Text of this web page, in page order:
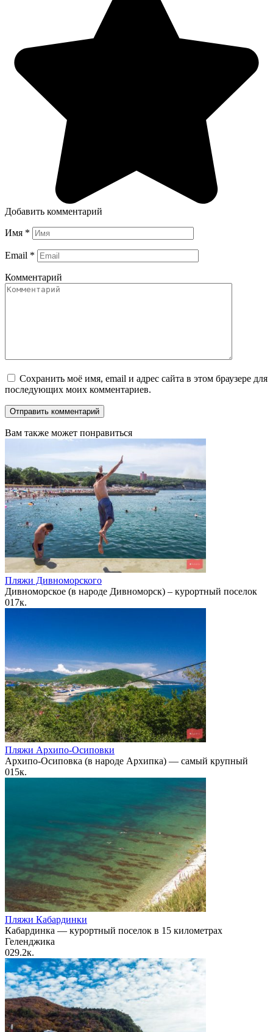
Добавить комментарий
Имя *
Email *
Комментарий
Сохранить моё имя, email и адрес сайта в этом браузере для
последующих моих комментариев.
Вам также может понравиться
Пляжи Дивноморского
Дивноморское (в народе Дивноморск) – курортный поселок
017к.
Пляжи Архипо-Осиповки
Архипо-Осиповка (в народе Архипка) — самый крупный
015к.
Пляжи Кабардинки
Кабардинка — курортный поселок в 15 километрах
Геленджика
029.2к.